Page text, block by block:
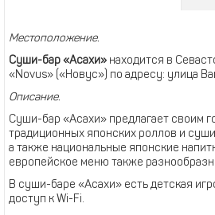
Местоположение.
Суши-бар «Асахи» находится в
«Novus» («Новус») по адресу: улица
Описание.
Суши-бар «Асахи» предлагает своим
традиционных японских роллов и
а также национальные японские
европейское меню также
В суши-баре «Асахи» есть детская
доступ к Wi-Fi.